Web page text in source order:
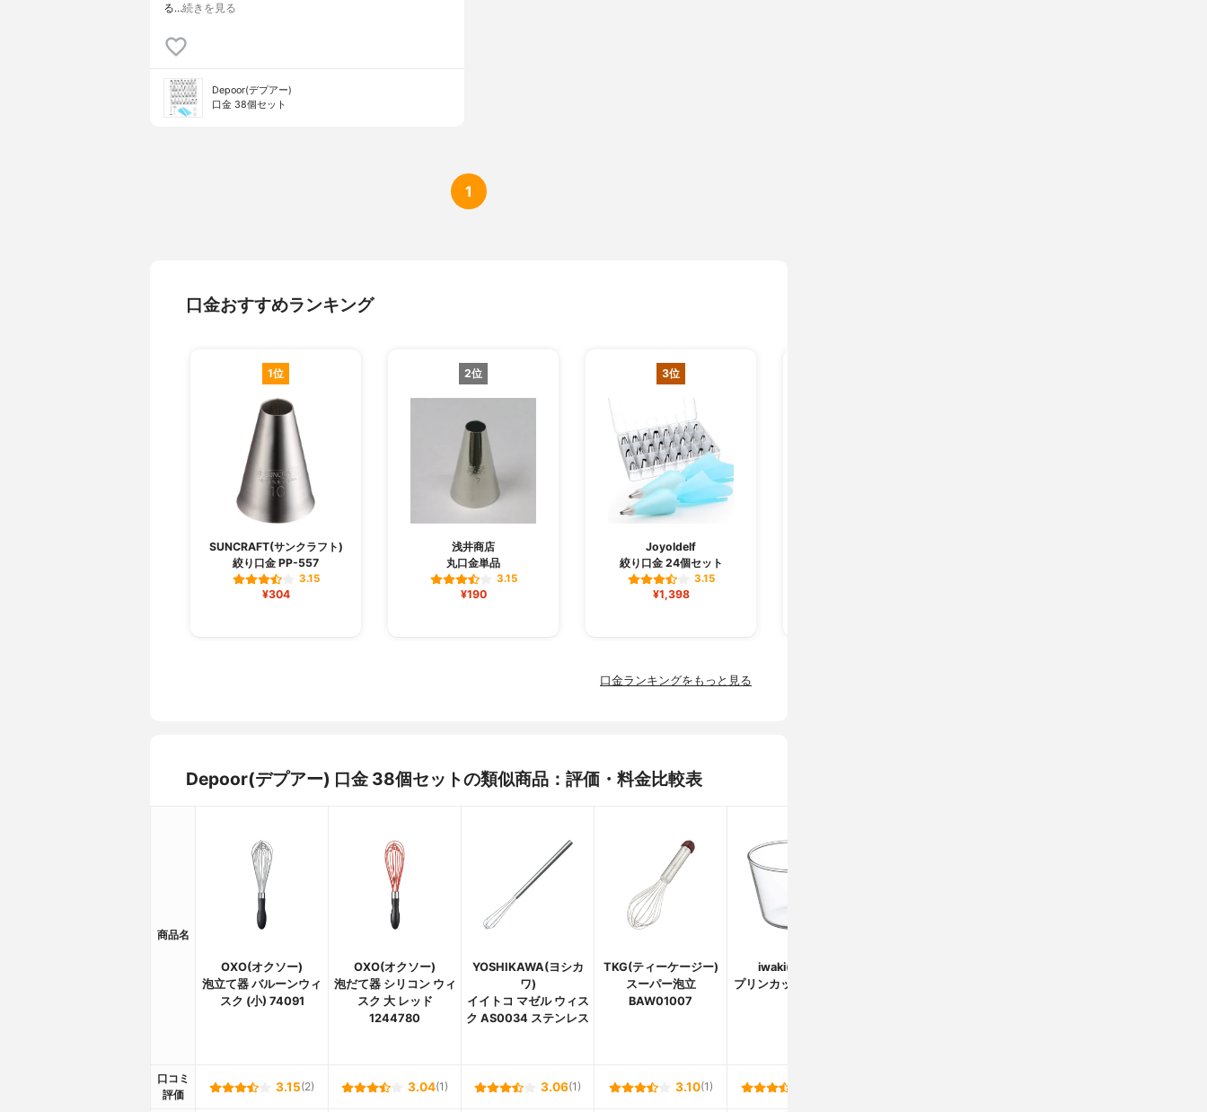
る…続きを見る
Depoor(デプアー)
口金 38個セット
1
口金おすすめランキング
1位
SUNCRAFT(サンクラフト)
絞り口金 PP-557
3.15
¥304
2位
浅井商店
丸口金単品
3.15
¥190
3位
Joyoldelf
絞り口金 24個セット
3.15
¥1,398
口金ランキングをもっと見る
Depoor(デプアー) 口金 38個セットの類似商品：評価・料金比較表
商品名
OXO(オクソー)
泡立て器 バルーンウィ
スク (小) 74091
OXO(オクソー)
泡だて器 シリコン ウィ
スク 大 レッド
1244780
YOSHIKAWA(ヨシカ
ワ)
イイトコ マゼル ウィス
ク AS0034 ステンレス
TKG(ティーケージー)
スーパー泡立
BAW01007
iwaki(イワキ)
プリンカップ KBT904
口コミ
評価
3.15(2) 3.04(1) 3.06(1) 3.10(1)